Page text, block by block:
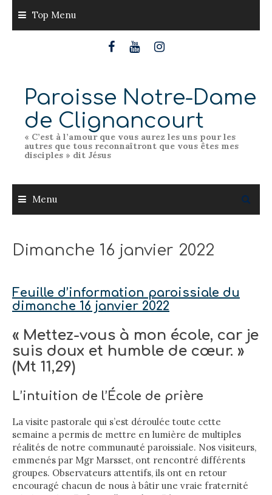
content
Top Menu
Paroisse Notre-Dame
de Clignancourt
« C’est à l’amour que vous aurez les uns pour les
autres que tous reconnaîtront que vous êtes mes
disciples » dit Jésus
Menu
Dimanche 16 janvier 2022
Feuille d’information paroissiale du
dimanche 16 janvier 2022
« Mettez-vous à mon école, car je
suis doux et humble de cœur. »
(Mt 11,29)
L’intuition de l’École de prière
La visite pastorale qui s’est déroulée toute cette
semaine a permis de mettre en lumière de multiples
réalités de notre communauté paroissiale. Nos visiteurs,
emmenés par Mgr Marsset, ont rencontré différents
groupes. Observateurs attentifs, ils ont en retour
encouragé chacun de nous à bâtir une vraie fraternité